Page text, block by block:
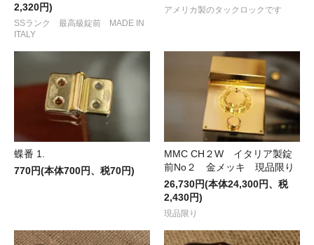
2,320円)
SSランク 最高級錠前 MADE IN
ITALY
アメリカ製のタックロックです
蝶番 1.
770円(本体700円、税70円)
MMC CH２W イタリア製錠
前No２ 金メッキ 現品限り
26,730円(本体24,300円、税
2,430円)
現品限り